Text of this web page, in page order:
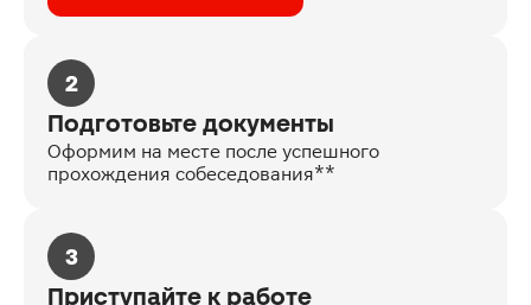
2
Подготовьте документы
Оформим на месте после успешного
прохождения собеседования**
3
Приступайте к работе